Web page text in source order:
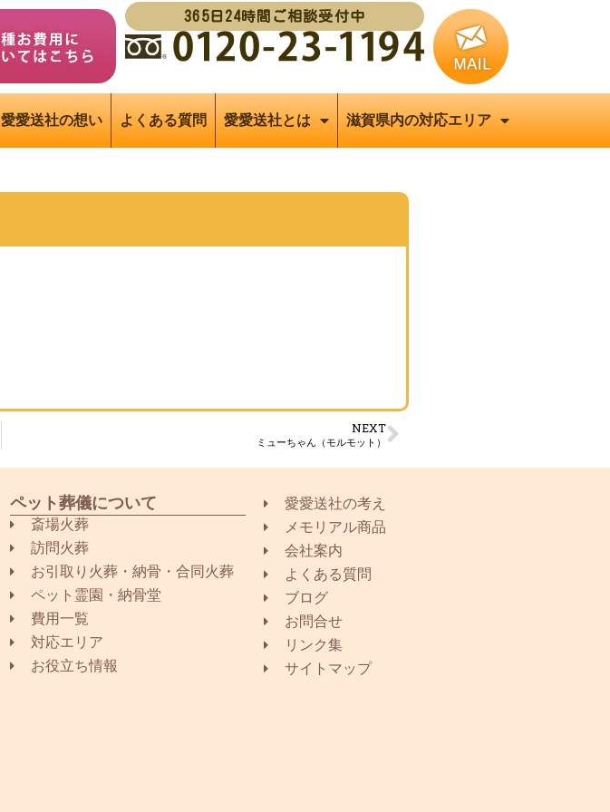
365日24時間ご相談受付中
愛愛送社の想い よくある質問 愛愛送社とは 滋賀県内の対応エリア
NEXT
ミューちゃん（モルモット）
ペット葬儀について
斎場火葬
訪問火葬
お引取り火葬・納骨・合同火葬
ペット霊園・納骨堂
費用一覧
対応エリア
お役立ち情報
愛愛送社の考え
メモリアル商品
会社案内
よくある質問
ブログ
お問合せ
リンク集
サイトマップ